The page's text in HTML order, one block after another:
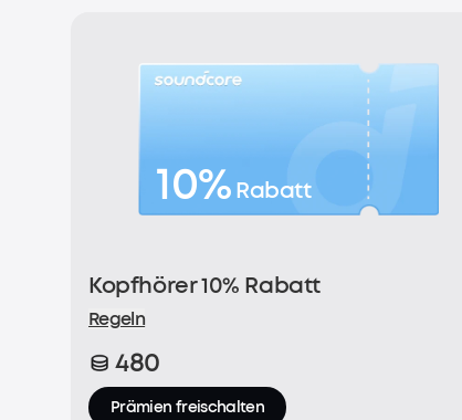
10%Rabatt
Kopfhörer 10% Rabatt
Regeln
480
Prämien freischalten